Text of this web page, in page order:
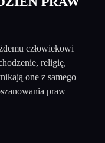
człowiekowi
religię,
one z samego
praw